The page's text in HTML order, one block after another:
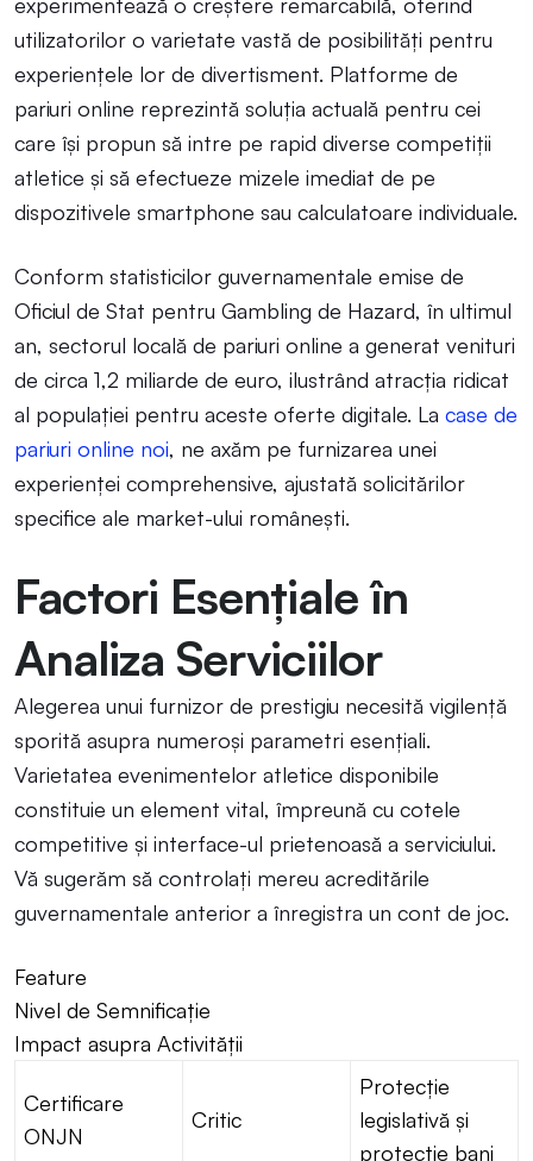
utilizatorilor o varietate vastă de posibilități pentru
experiențele lor de divertisment. Platforme de
pariuri online reprezintă soluția actuală pentru cei
care își propun să intre pe rapid diverse competiții
atletice și să efectueze mizele imediat de pe
dispozitivele smartphone sau calculatoare individuale.
Conform statisticilor guvernamentale emise de
Oficiul de Stat pentru Gambling de Hazard, în ultimul
an, sectorul locală de pariuri online a generat venituri
de circa 1,2 miliarde de euro, ilustrând atracția ridicat
al populației pentru aceste oferte digitale. La case de
pariuri online noi, ne axăm pe furnizarea unei
experienței comprehensive, ajustată solicitărilor
specifice ale market-ului românești.
Factori Esențiale în
Analiza Serviciilor
Alegerea unui furnizor de prestigiu necesită vigilență
sporită asupra numeroși parametri esențiali.
Varietatea evenimentelor atletice disponibile
constituie un element vital, împreună cu cotele
competitive și interface-ul prietenoasă a serviciului.
Vă sugerăm să controlați mereu acreditările
guvernamentale anterior a înregistra un cont de joc.
Feature
Nivel de Semnificație
Impact asupra Activității
Certificare
ONJN
Critic
Protecție
legislativă și
protecție bani